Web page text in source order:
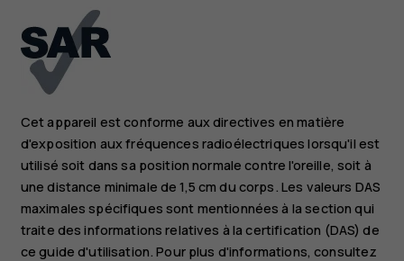
Cet appareil est conforme aux directives en matière
d'exposition aux fréquences radioélectriques lorsqu'il est
utilisé soit dans sa position normale contre l'oreille, soit à
une distance minimale de 1,5 cm du corps. Les valeurs DAS
maximales spécifiques sont mentionnées à la section qui
traite des informations relatives à la certification (DAS) de
ce guide d'utilisation. Pour plus d'informations, consultez